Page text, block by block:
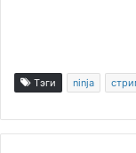
Тэги ninja